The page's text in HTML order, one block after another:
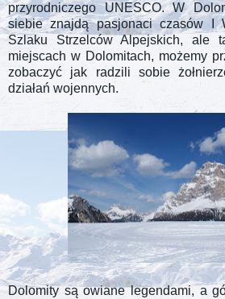
przyrodniczego UNESCO. W
siebie znajdą pasjonaci czasów I
Szlaku Strzelców Alpejskich, ale
miejscach w Dolomitach, możemy
zobaczyć jak radzili sobie
działań wojennych.
Dolomity są owiane legendami, a